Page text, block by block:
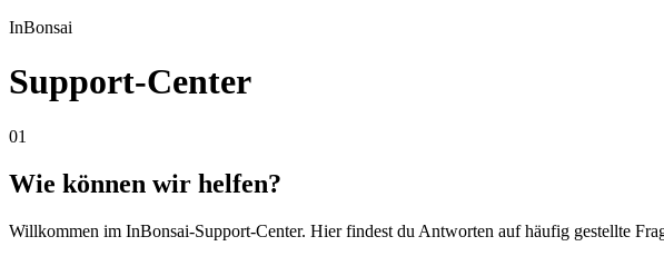
InBonsai
Support-Center
01
Wie können wir helfen?
Willkommen im InBonsai-Support-Center. Hier findest du Antworten auf häufig gestellte